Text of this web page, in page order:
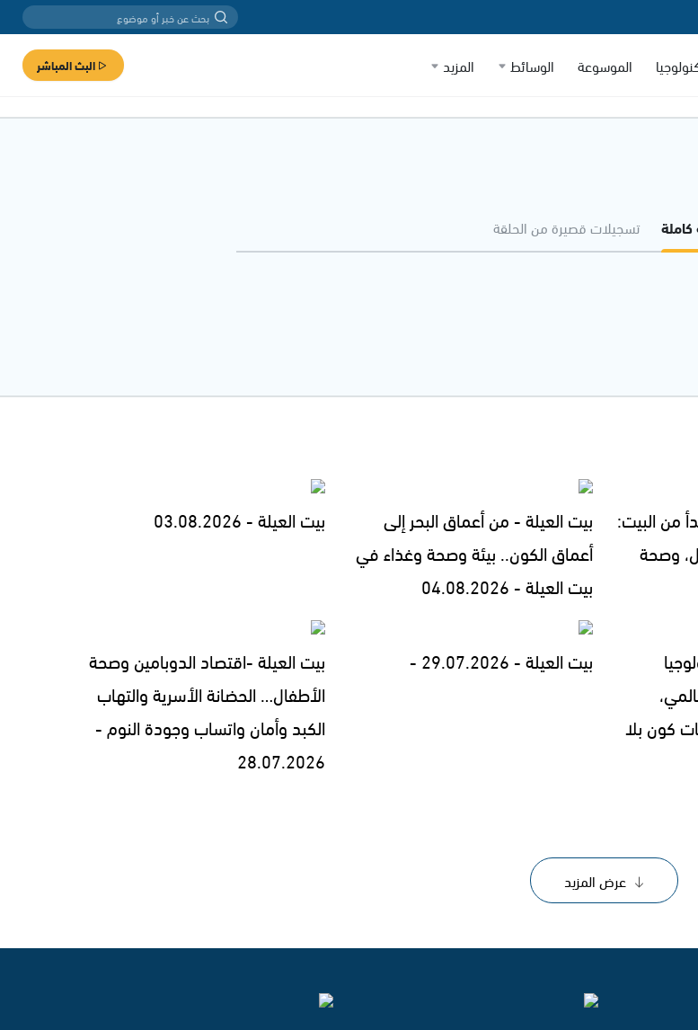
الموسوعة الوسائط المزيد البث المباشر
كاملة
تسجيلات قصيرة من الحلقة
من البيت:
وصحة
بيت العيلة - من أعماق البحر إلى
أعماق الكون.. بيئة وصحة وغذاء في
بيت العيلة - 04.08.2026
بيت العيلة - 03.08.2026
كون بلا
بيت العيلة - 29.07.2026 -
بيت العيلة -اقتصاد الدوبامين وصحة
الأطفال… الحضانة الأسرية والتهاب
الكبد وأمان واتساب وجودة النوم -
28.07.2026
عرض المزيد